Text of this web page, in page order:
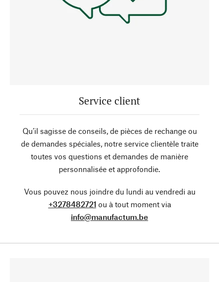
Service client
Qu’il sagisse de conseils, de pièces de rechange ou
de demandes spéciales, notre service clientèle traite
toutes vos questions et demandes de manière
personnalisée et approfondie.
Vous pouvez nous joindre du lundi au vendredi au
+3278482721 ou à tout moment via
info@manufactum.be